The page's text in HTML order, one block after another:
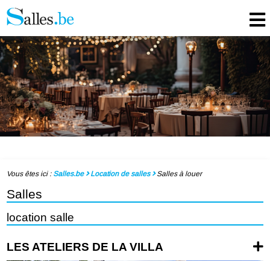
Vous êtes ici : Salles.be Location de salles Salles à louer
Salles
location salle
LES ATELIERS DE LA VILLA